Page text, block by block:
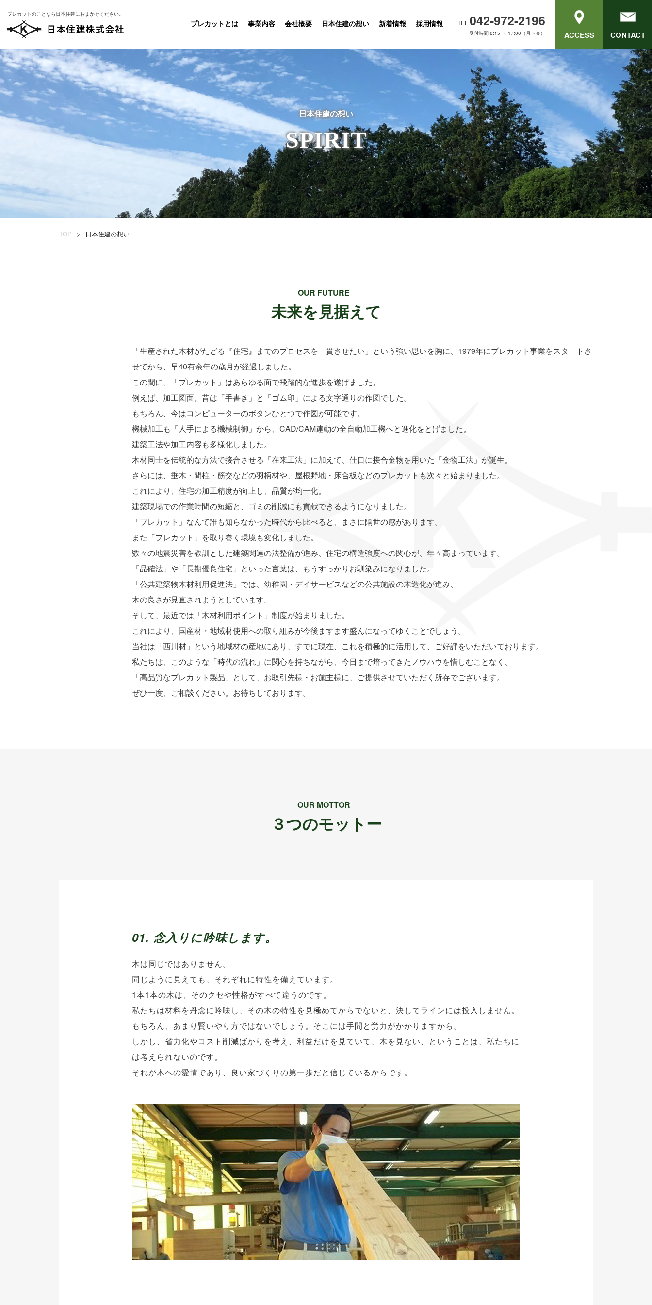
プレカットのことなら日本住建におまかせください。
TEL.042-972-2196
受付時間 8:15 〜 17:00（月〜金）
プレカットとは 事業内容 会社概要 日本住建の想い 新着情報 採用情報
ACCESS CONTACT
日本住建の想い
SPIRIT
TOP 日本住建の想い
OUR FUTURE
未来を見据えて
「生産された木材がたどる『住宅』までのプロセスを一貫させたい」という強い思いを胸に、1979年にプレカット事業をスタートさ
せてから、早40有余年の歳月が経過しました。
この間に、「プレカット」はあらゆる面で飛躍的な進歩を遂げました。
例えば、加工図面。昔は「手書き」と「ゴム印」による文字通りの作図でした。
もちろん、今はコンピューターのボタンひとつで作図が可能です。
機械加工も「人手による機械制御」から、CAD/CAM連動の全自動加工機へと進化をとげました。
建築工法や加工内容も多様化しました。
木材同士を伝統的な方法で接合させる「在来工法」に加えて、仕口に接合金物を用いた「金物工法」が誕生。
さらには、垂木・間柱・筋交などの羽柄材や、屋根野地・床合板などのプレカットも次々と始まりました。
これにより、住宅の加工精度が向上し、品質が均一化。
建築現場での作業時間の短縮と、ゴミの削減にも貢献できるようになりました。
「プレカット」なんて誰も知らなかった時代から比べると、まさに隔世の感があります。
また「プレカット」を取り巻く環境も変化しました。
数々の地震災害を教訓とした建築関連の法整備が進み、住宅の構造強度への関心が、年々高まっています。
「品確法」や「長期優良住宅」といった言葉は、もうすっかりお馴染みになりました。
「公共建築物木材利用促進法」では、幼稚園・デイサービスなどの公共施設の木造化が進み、
木の良さが見直されようとしています。
そして、最近では「木材利用ポイント」制度が始まりました。
これにより、国産材・地域材使用への取り組みが今後ますます盛んになってゆくことでしょう。
当社は「西川材」という地域材の産地にあり、すでに現在、これを積極的に活用して、ご好評をいただいております。
私たちは、このような「時代の流れ」に関心を持ちながら、今日まで培ってきたノウハウを惜しむことなく、
「高品質なプレカット製品」として、お取引先様・お施主様に、ご提供させていただく所存でございます。
ぜひ一度、ご相談ください。お待ちしております。
OUR MOTTOR
３つのモットー
01. 念入りに吟味します。
木は同じではありません。
同じように見えても、それぞれに特性を備えています。
1本1本の木は、そのクセや性格がすべて違うのです。
私たちは材料を丹念に吟味し、その木の特性を見極めてからでないと、決してラインには投入しません。
もちろん、あまり賢いやり方ではないでしょう。 そこには手間と労力がかかりますから。
しかし、省力化やコスト削減ばかりを考え、利益だけを見ていて、木を見ない、ということは、私たちに
は考えられないのです。
それが木への愛情であり、良い家づくりの第一歩だと信じているからです。